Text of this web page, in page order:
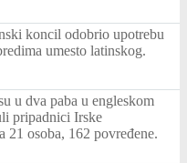
koncil odobrio upotrebu
umesto latinskog.
u dva paba u engleskom
pripadnici Irske
21 osoba, 162 povređene.